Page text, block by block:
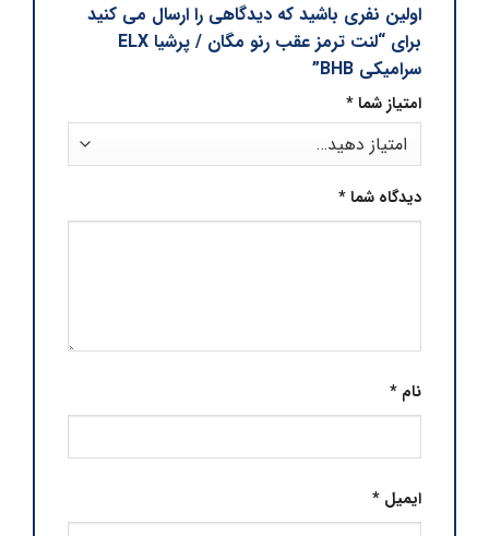
اولین نفری باشید که دیدگاهی را ارسال می کنید
برای “لنت ترمز عقب رنو مگان / پرشیا ELX
سرامیکی BHB”
امتیاز شما*
دیدگاه شما*
نام*
ایمیل*